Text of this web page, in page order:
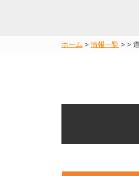
地図から検索
ホーム >情報一覧 > >